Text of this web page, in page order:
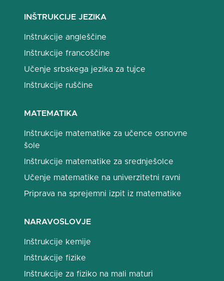
INŠTRUKCIJE JEZIKA
Inštrukcije angleščine
Inštrukcije francoščine
Učenje srbskega jezika za tujce
Inštrukcije ruščine
MATEMATIKA
Inštrukcije matematike za učence osnovne
šole
Inštrukcije matematike za srednješolce
Učenje matematike na univerzitetni ravni
Priprava na sprejemni izpit iz matematike
NARAVOSLOVJE
Inštrukcije kemije
Inštrukcije fizike
Inštrukcije za fiziko na mali maturi